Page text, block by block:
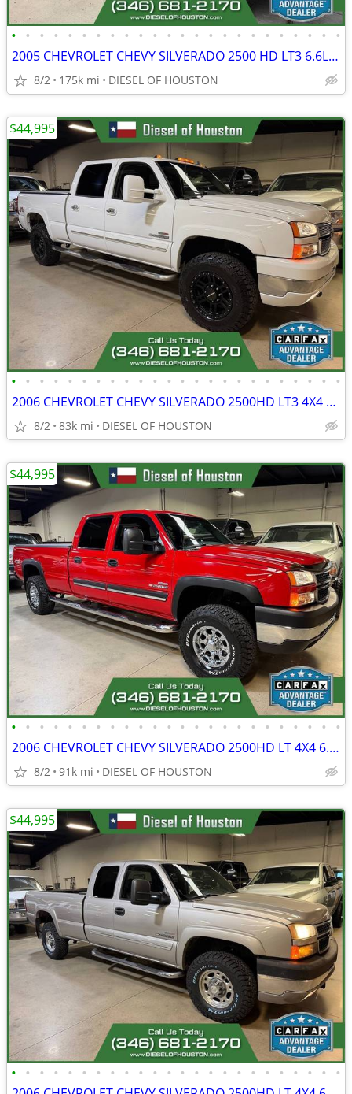
• • • • • • • • • • • • • • • • • • • • • • • •
2005 CHEVROLET CHEVY SILVERADO 2500 HD LT3 6.6L LLY DURAMAX
8/2 175k mi DIESEL OF HOUSTON
• • • • • • • • • • • • • • • • • • • • • • • •
2006 CHEVROLET CHEVY SILVERADO 2500HD LT3 4X4 6.6L DURAMAX DIESEL
8/2 83k mi DIESEL OF HOUSTON
$44,995
• • • • • • • • • • • • • • • • • • • • • • • •
2006 CHEVROLET CHEVY SILVERADO 2500HD LT 4X4 6.6L LBZ DURAMAX DIESEL
8/2 91k mi DIESEL OF HOUSTON
$44,995
• • • • • • • • • • • • • • • • • • • • • • • •
$44,995